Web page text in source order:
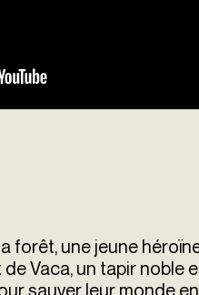
forêt, une jeune
Vaca, un tapir noble
sauver leur monde